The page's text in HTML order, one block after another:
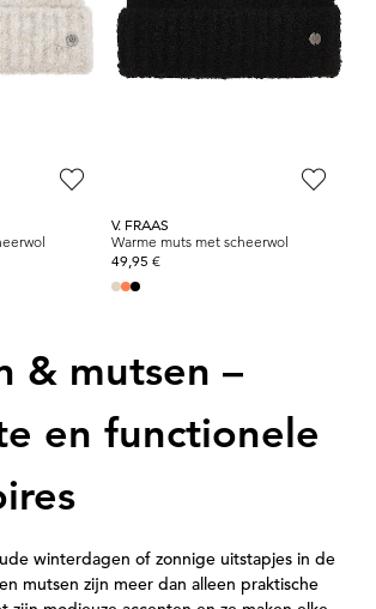
V. FRAAS
Warme muts met scheerwol
49,95 €
V. FRAAS
Warme muts met scheerwol
49,95 €
& mutsen –
en functionele
winterdagen of zonnige uitstapjes in de
mutsen zijn meer dan alleen praktische